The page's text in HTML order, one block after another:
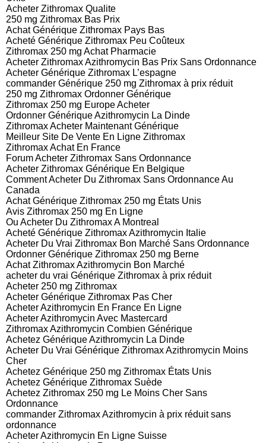
Acheter Zithromax Qualite
250 mg Zithromax Bas Prix
Achat Générique Zithromax Pays Bas
Acheté Générique Zithromax Peu Coûteux
Zithromax 250 mg Achat Pharmacie
Acheter Zithromax Azithromycin Bas Prix Sans Ordonnance
Acheter Générique Zithromax L’espagne
commander Générique 250 mg Zithromax à prix réduit
250 mg Zithromax Ordonner Générique
Zithromax 250 mg Europe Acheter
Ordonner Générique Azithromycin La Dinde
Zithromax Acheter Maintenant Générique
Meilleur Site De Vente En Ligne Zithromax
Zithromax Achat En France
Forum Acheter Zithromax Sans Ordonnance
Acheter Zithromax Générique En Belgique
Comment Acheter Du Zithromax Sans Ordonnance Au
Canada
Achat Générique Zithromax 250 mg États Unis
Avis Zithromax 250 mg En Ligne
Ou Acheter Du Zithromax A Montreal
Acheté Générique Zithromax Azithromycin Italie
Acheter Du Vrai Zithromax Bon Marché Sans Ordonnance
Ordonner Générique Zithromax 250 mg Berne
Achat Zithromax Azithromycin Bon Marché
acheter du vrai Générique Zithromax à prix réduit
Acheter 250 mg Zithromax
Acheter Générique Zithromax Pas Cher
Acheter Azithromycin En France En Ligne
Acheter Azithromycin Avec Mastercard
Zithromax Azithromycin Combien Générique
Achetez Générique Azithromycin La Dinde
Acheter Du Vrai Générique Zithromax Azithromycin Moins
Cher
Achetez Générique 250 mg Zithromax États Unis
Achetez Générique Zithromax Suède
Achetez Zithromax 250 mg Le Moins Cher Sans
Ordonnance
commander Zithromax Azithromycin à prix réduit sans
ordonnance
Acheter Azithromycin En Ligne Suisse